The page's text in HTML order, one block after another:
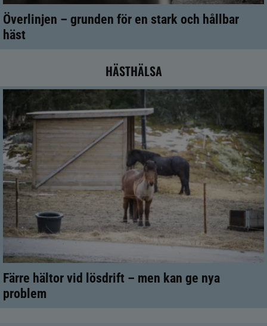
Överlinjen – grunden för en stark och hållbar
häst
HÄSTHÄLSA
Färre hältor vid lösdrift – men kan ge nya
problem